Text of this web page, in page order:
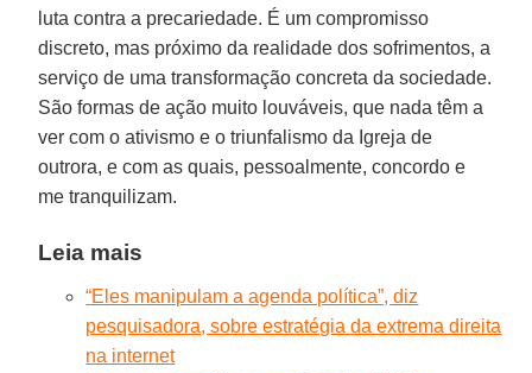
luta contra a precariedade. É um compromisso
discreto, mas próximo da realidade dos sofrimentos, a
serviço de uma transformação concreta da sociedade.
São formas de ação muito louváveis, que nada têm a
ver com o ativismo e o triunfalismo da Igreja de
outrora, e com as quais, pessoalmente, concordo e
me tranquilizam.
Leia mais
“Eles manipulam a agenda política”, diz
pesquisadora, sobre estratégia da extrema direita
na internet